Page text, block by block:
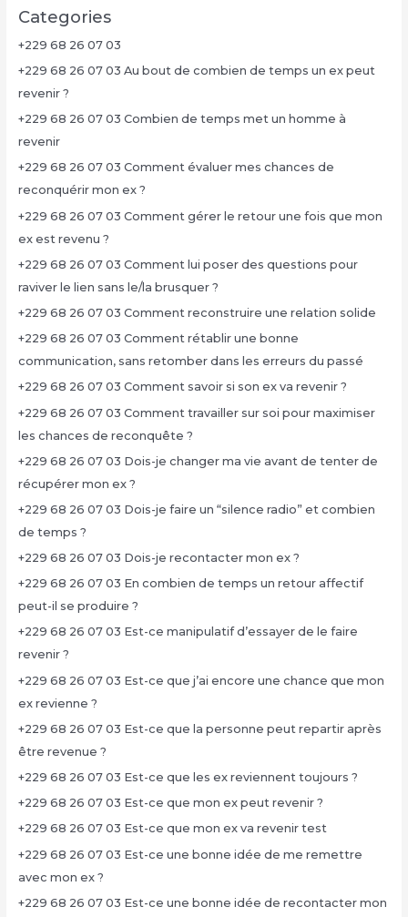
Categories
+229 68 26 07 03
+229 68 26 07 03 Au bout de combien de temps un ex peut
revenir ?
+229 68 26 07 03 Combien de temps met un homme à
revenir
+229 68 26 07 03 Comment évaluer mes chances de
reconquérir mon ex ?
+229 68 26 07 03 Comment gérer le retour une fois que mon
ex est revenu ?
+229 68 26 07 03 Comment lui poser des questions pour
raviver le lien sans le/la brusquer ?
+229 68 26 07 03 Comment reconstruire une relation solide
+229 68 26 07 03 Comment rétablir une bonne
communication, sans retomber dans les erreurs du passé
+229 68 26 07 03 Comment savoir si son ex va revenir ?
+229 68 26 07 03 Comment travailler sur soi pour maximiser
les chances de reconquête ?
+229 68 26 07 03 Dois-je changer ma vie avant de tenter de
récupérer mon ex ?
+229 68 26 07 03 Dois-je faire un “silence radio” et combien
de temps ?
+229 68 26 07 03 Dois-je recontacter mon ex ?
+229 68 26 07 03 En combien de temps un retour affectif
peut-il se produire ?
+229 68 26 07 03 Est-ce manipulatif d’essayer de le faire
revenir ?
+229 68 26 07 03 Est-ce que j’ai encore une chance que mon
ex revienne ?
+229 68 26 07 03 Est-ce que la personne peut repartir après
être revenue ?
+229 68 26 07 03 Est-ce que les ex reviennent toujours ?
+229 68 26 07 03 Est-ce que mon ex peut revenir ?
+229 68 26 07 03 Est-ce que mon ex va revenir test
+229 68 26 07 03 Est-ce une bonne idée de me remettre
avec mon ex ?
+229 68 26 07 03 Est-ce une bonne idée de recontacter mon